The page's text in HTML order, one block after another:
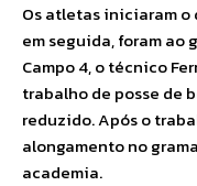
Os atletas iniciaram o
em seguida, foram ao
Campo 4, o técnico
trabalho de posse de
reduzido. Após o
alongamento no
academia.